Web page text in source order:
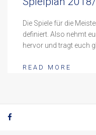
Die Spiele für die
definiert. Also nehmt
hervor und tragt euch
READ MORE